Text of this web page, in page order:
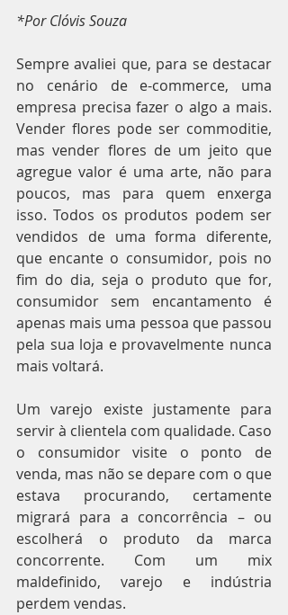
*Por Clóvis Souza
Sempre avaliei que, para se destacar
no cenário de e-commerce, uma
empresa precisa fazer o algo a mais.
Vender flores pode ser commoditie,
mas vender flores de um jeito que
agregue valor é uma arte, não para
poucos, mas para quem enxerga
isso. Todos os produtos podem ser
vendidos de uma forma diferente,
que encante o consumidor, pois no
fim do dia, seja o produto que for,
consumidor sem encantamento é
apenas mais uma pessoa que passou
pela sua loja e provavelmente nunca
mais voltará.
Um varejo existe justamente para
servir à clientela com qualidade. Caso
o consumidor visite o ponto de
venda, mas não se depare com o que
estava procurando, certamente
migrará para a concorrência – ou
escolherá o produto da marca
concorrente. Com um mix
maldefinido, varejo e indústria
perdem vendas.